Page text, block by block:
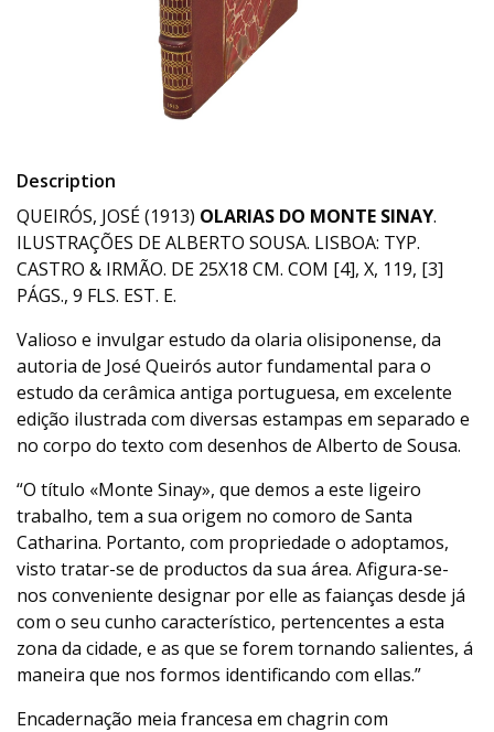
Description
QUEIRÓS, JOSÉ (1913) OLARIAS DO MONTE SINAY.
ILUSTRAÇÕES DE ALBERTO SOUSA. LISBOA: TYP.
CASTRO & IRMÃO. DE 25X18 CM. COM [4], X, 119, [3]
PÁGS., 9 FLS. EST. E.
Valioso e invulgar estudo da olaria olisiponense, da
autoria de José Queirós autor fundamental para o
estudo da cerâmica antiga portuguesa, em excelente
edição ilustrada com diversas estampas em separado e
no corpo do texto com desenhos de Alberto de Sousa.
“O título «Monte Sinay», que demos a este ligeiro
trabalho, tem a sua origem no comoro de Santa
Catharina. Portanto, com propriedade o adoptamos,
visto tratar-se de productos da sua área. Afigura-se-
nos conveniente designar por elle as faianças desde já
com o seu cunho característico, pertencentes a esta
zona da cidade, e as que se forem tornando salientes, á
maneira que nos formos identificando com ellas.”
Encadernação meia francesa em chagrin com